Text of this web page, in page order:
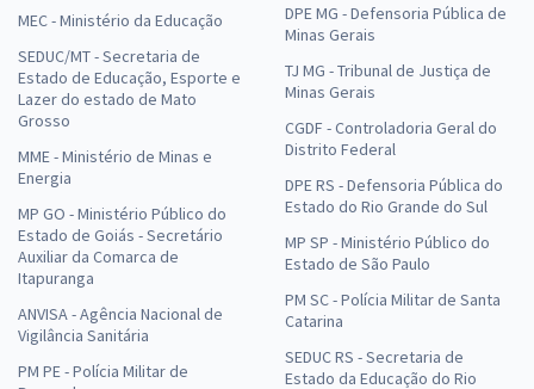
MEC - Ministério da Educação
SEDUC/MT - Secretaria de
Estado de Educação, Esporte e
Lazer do estado de Mato
Grosso
MME - Ministério de Minas e
Energia
MP GO - Ministério Público do
Estado de Goiás - Secretário
Auxiliar da Comarca de
Itapuranga
ANVISA - Agência Nacional de
Vigilância Sanitária
PM PE - Polícia Militar de
DPE MG - Defensoria Pública de
Minas Gerais
TJ MG - Tribunal de Justiça de
Minas Gerais
CGDF - Controladoria Geral do
Distrito Federal
DPE RS - Defensoria Pública do
Estado do Rio Grande do Sul
MP SP - Ministério Público do
Estado de São Paulo
PM SC - Polícia Militar de Santa
Catarina
SEDUC RS - Secretaria de
Estado da Educação do Rio